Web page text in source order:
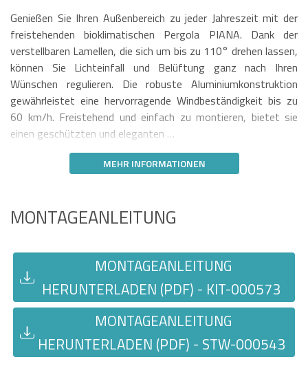
Genießen Sie Ihren Außenbereich zu jeder Jahreszeit mit der
freistehenden bioklimatischen Pergola PIANA. Dank der
verstellbaren Lamellen, die sich um bis zu 110° drehen lassen,
können Sie Lichteinfall und Belüftung ganz nach Ihren
Wünschen regulieren. Die robuste Aluminiumkonstruktion
gewährleistet eine hervorragende Windbeständigkeit bis zu
60 km/h. Freistehend und einfach zu montieren, bietet sie
einen geschützten und eleganten …
MEHR INFORMATIONEN
MONTAGEANLEITUNG
MONTAGEANLEITUNG
HERUNTERLADEN (PDF) - KIT-000573
MONTAGEANLEITUNG
HERUNTERLADEN (PDF) - STW-000543